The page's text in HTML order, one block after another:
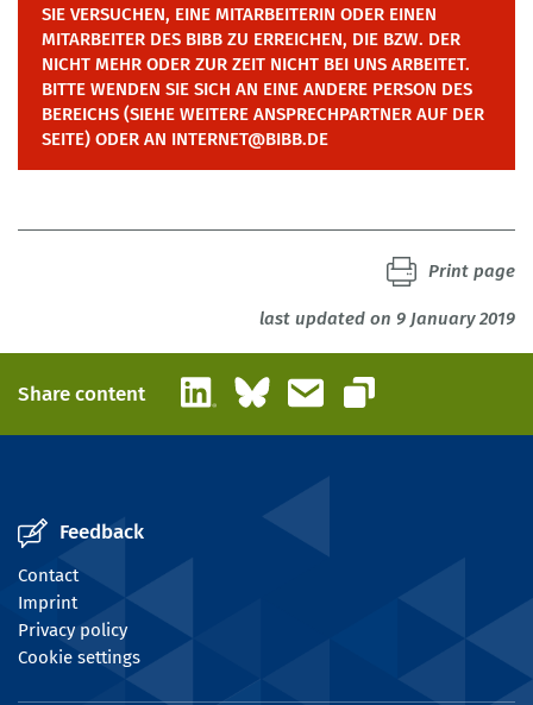
SIE VERSUCHEN, EINE MITARBEITERIN ODER EINEN
MITARBEITER DES BIBB ZU ERREICHEN, DIE BZW. DER
NICHT MEHR ODER ZUR ZEIT NICHT BEI UNS ARBEITET.
BITTE WENDEN SIE SICH AN EINE ANDERE PERSON DES
BEREICHS (SIEHE WEITERE ANSPRECHPARTNER AUF DER
SEITE) ODER AN INTERNET@BIBB.DE
last updated on 9 January 2019
Print page
Share content LinkedInBlueskyEmail
Copy link
Feedback
Contact
Imprint
Privacy policy
Cookie settings